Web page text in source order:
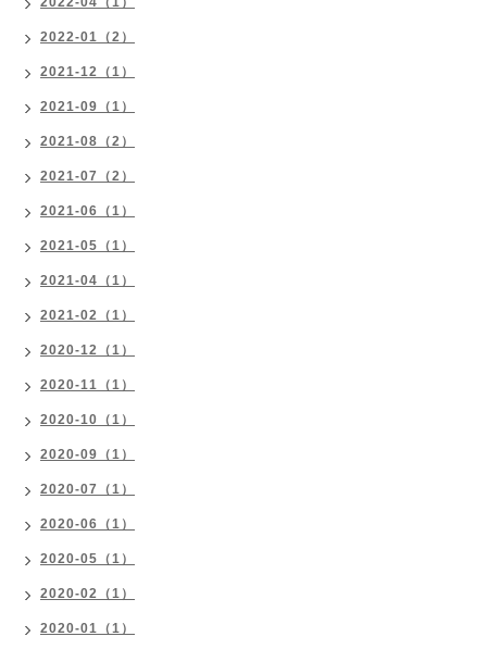
2022-01（2）
2021-12（1）
2021-09（1）
2021-08（2）
2021-07（2）
2021-06（1）
2021-05（1）
2021-04（1）
2021-02（1）
2020-12（1）
2020-11（1）
2020-10（1）
2020-09（1）
2020-07（1）
2020-06（1）
2020-05（1）
2020-02（1）
2020-01（1）